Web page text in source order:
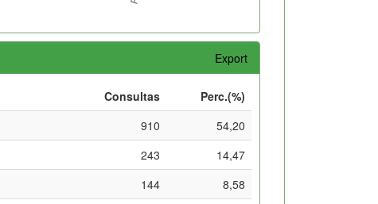
Export
Consultas
Perc.(%)
910
54,20
243
14,47
144
8,58